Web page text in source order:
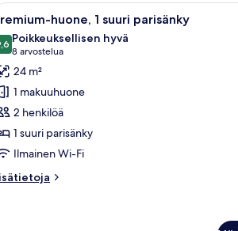
tuoli, vaatekaappi ja televisio. Hotellihuone,
8 huone, 1 suuri parisänky
9,6 kautta 10
Poikkeuksellisen hyvä
8 arvostelua
(8
arvostelua)
24 m²
1 makuuhuone
2 henkilöä
1 suuri parisänky
Ilmainen Wi-Fi